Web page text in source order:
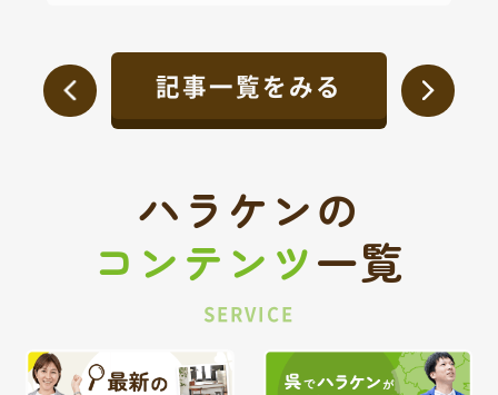
記事一覧をみる
ハラケンの
コンテンツ一覧
SERVICE